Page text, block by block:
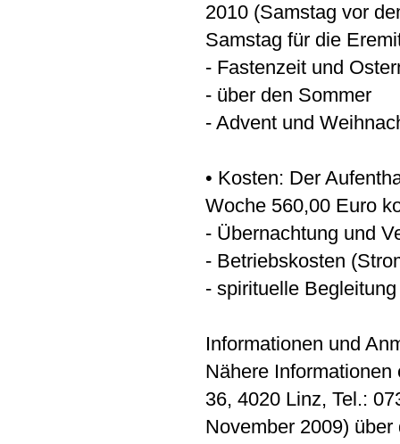
2010 (Samstag vor
Samstag für die
- Fastenzeit und
- über den Sommer
- Advent und
• Kosten: Der
Woche 560,00 Euro
- Übernachtung und
- Betriebskosten
- spirituelle Begleitung
Informationen und
Nähere
36, 4020 Linz, Tel.:
November 2009)